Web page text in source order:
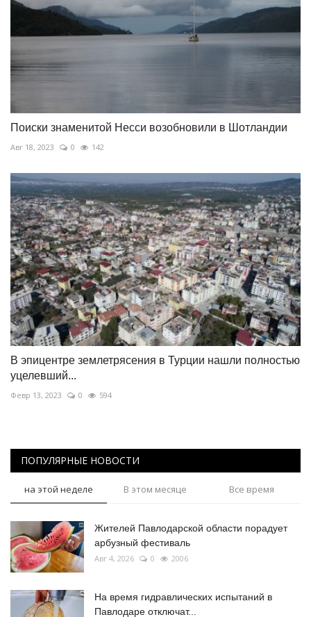
Поиски знаменитой Несси возобновили в Шотландии
Авг 18, 2023 0 142
В эпицентре землетрясения в Турции нашли полностью
уцелевший...
Февр 13, 2023 0 594
ПОПУЛЯРНЫЕ НОВОСТИ
на этой неделе В этом месяце Все время
Жителей Павлодарской области порадует
арбузный фестиваль
Авг 4, 2026 0 2006
На время гидравлических испытаний в
Павлодаре отключат...